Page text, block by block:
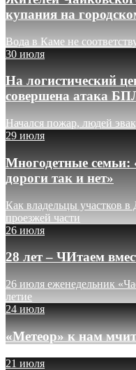
купания на
Вода в Каме не
30 июля
На логистический
совершена атака
Начался пожар, людей
29 июля
Многодетные семьи:
дороги так и нет»
Как владельцы участков в
проезжей части
26 июля
28 лет – ЧИтаем
26 июля еженедельник
летие
24 июля
«Метеор» к нам
21 июля